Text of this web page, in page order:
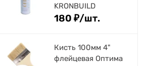
KRONBUILD
180 ₽/шт.
Кисть 100мм 4"
флейцевая Оптима